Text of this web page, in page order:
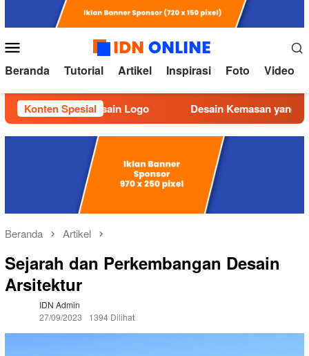
ke
konten
Mobile
Beranda Tutorial Artikel Inspirasi Foto Video
Konten Spesial
Desain Logo Desain Kemasan yang Efektif
Beranda Artikel
Sejarah dan Perkembangan Desain
Arsitektur
IDN Admin
27/09/2023
1394 Dilihat